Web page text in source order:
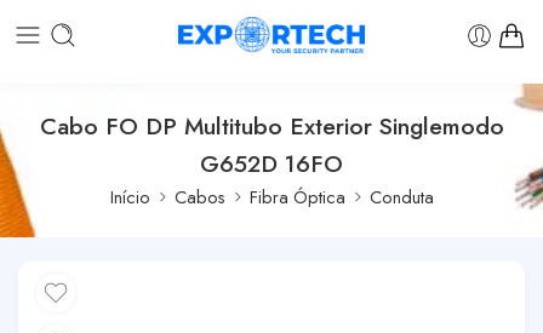
Cabo FO DP Multitubo Exterior Singlemodo
G652D 16FO
Início Cabos Fibra Óptica Conduta